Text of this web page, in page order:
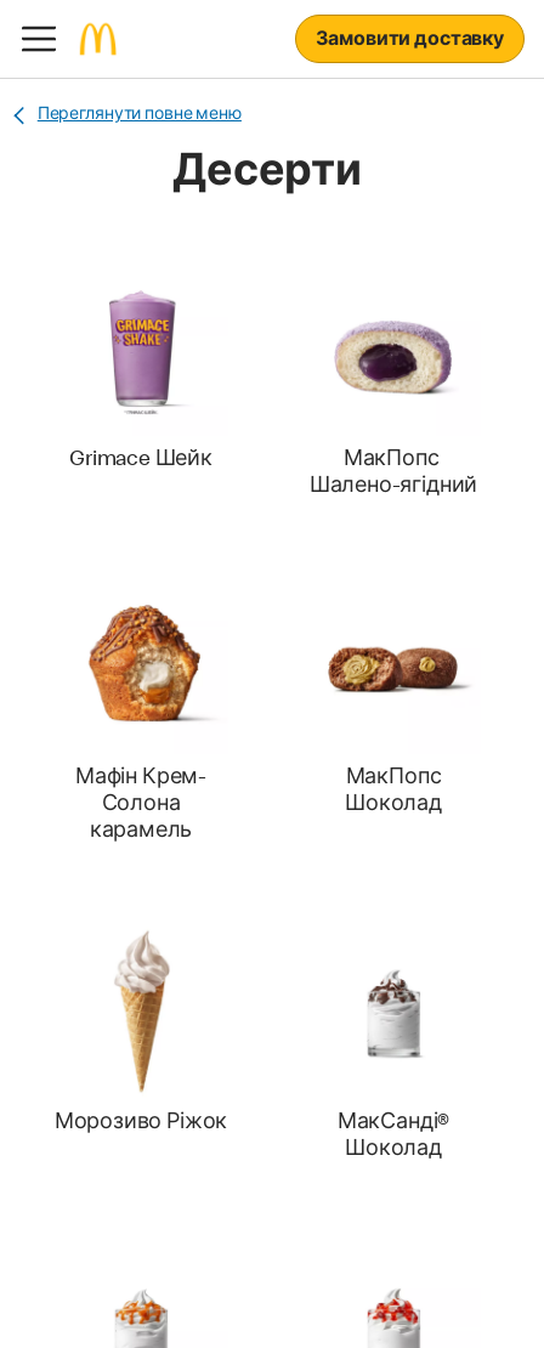
Замовити доставку
Переглянути повне меню
Десерти
Grimace Шейк
МакПопс
Шалено-ягідний
Мафін Крем-
Солона
карамель
МакПопс
Шоколад
Морозиво Ріжок
МакСанді®
Шоколад